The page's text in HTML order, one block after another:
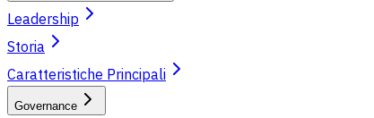
Leadership
Storia
Caratteristiche Principali
Governance